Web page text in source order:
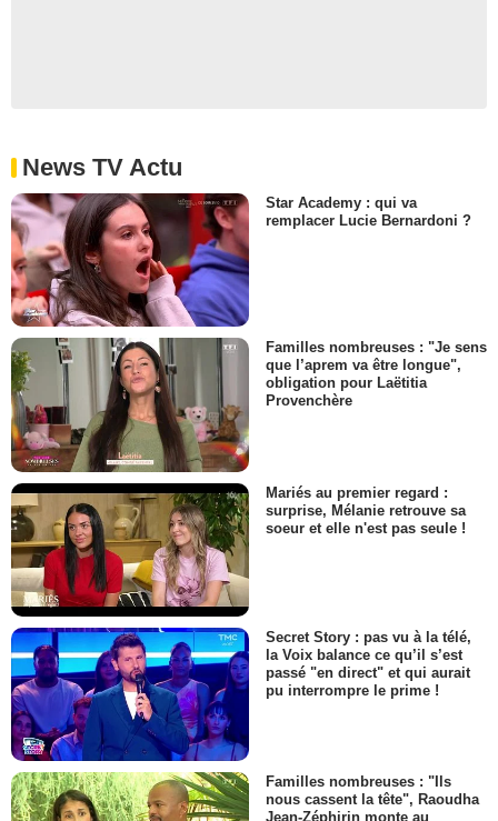
News TV Actu
Star Academy : qui va
remplacer Lucie Bernardoni ?
Familles nombreuses : "Je sens
que l’aprem va être longue",
obligation pour Laëtitia
Provenchère
Mariés au premier regard :
surprise, Mélanie retrouve sa
soeur et elle n'est pas seule !
Secret Story : pas vu à la télé,
la Voix balance ce qu’il s’est
passé "en direct" et qui aurait
pu interrompre le prime !
Familles nombreuses : "Ils
nous cassent la tête", Raoudha
Jean-Zéphirin monte au